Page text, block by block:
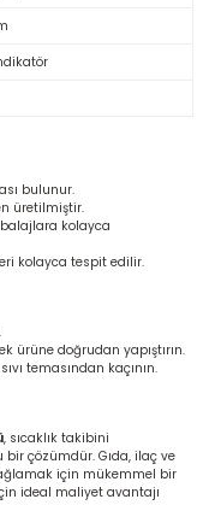
bulunur.
üretilmiştir.
kolayca
kolayca tespit edilir.
ürüne doğrudan yapıştırın.
temasından kaçının.
, sıcaklık takibini
çözümdür. Gıda, ilaç ve
için mükemmel bir
ideal maliyet avantajı